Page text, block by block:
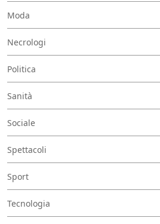
Moda
Necrologi
Politica
Sanità
Sociale
Spettacoli
Sport
Tecnologia